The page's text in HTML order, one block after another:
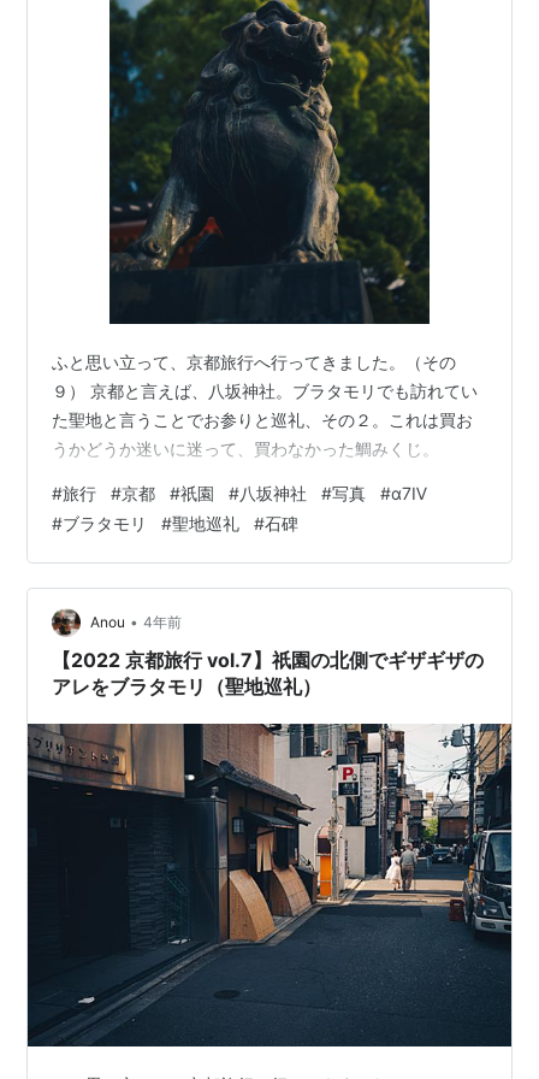
ふと思い立って、京都旅行へ行ってきました。（その
９） 京都と言えば、八坂神社。ブラタモリでも訪れてい
た聖地と言うことでお参りと巡礼、その２。これは買お
うかどうか迷いに迷って、買わなかった鯛みくじ。
#旅行 #京都 #祇園 #八坂神社 #写真 #α7Ⅳ
#ブラタモリ #聖地巡礼 #石碑
Anou • 4年前
【2022 京都旅行 vol.7】祇園の北側でギザギザの
アレをブラタモリ（聖地巡礼）